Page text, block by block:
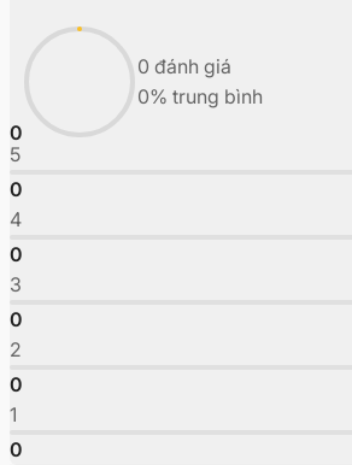
0
0 đánh giá
0% trung bình
5
0
4
0
3
0
2
0
1
0